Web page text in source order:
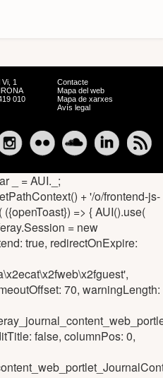
1
010
Contacte
Mapa del web
Mapa de xarxes
Avís legal
_ = AUI._;
+ '/o/frontend-js-
=> { AUI().use(
= new
true, redirectOnExpire:
70, warningLength:
false, columnPos: 0,